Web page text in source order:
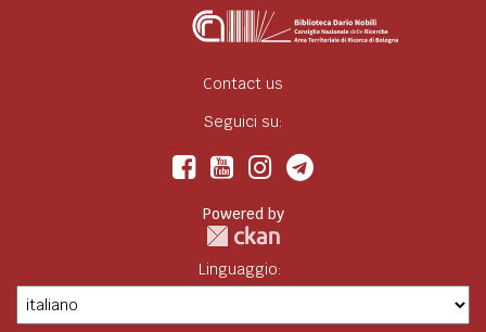
Contact us
Seguici su:
Powered by
Linguaggio